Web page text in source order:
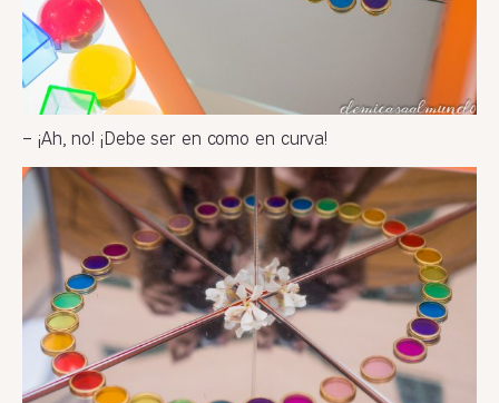
– ¡Ah, no! ¡Debe ser en como en curva!